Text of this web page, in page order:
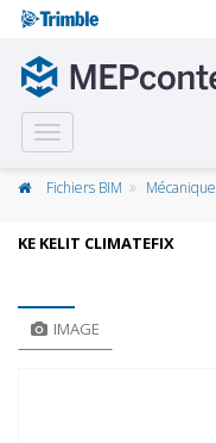
Toggle
navigation
Fichiers BIM Mécanique
KE KELIT CLIMATEFIX
IMAGE